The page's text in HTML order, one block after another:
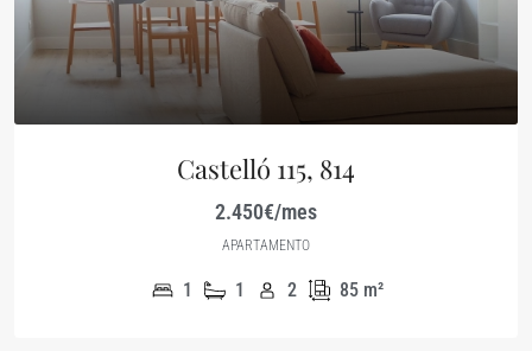
Castelló 115, 814
2.450€/mes
APARTAMENTO
1 1 2 85 m²